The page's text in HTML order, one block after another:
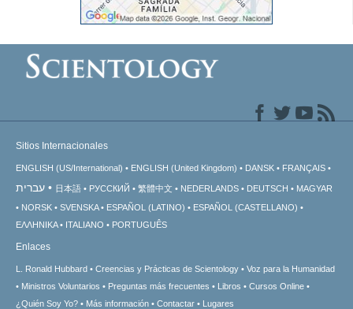
Sitios Internacionales
ENGLISH (US/International) ENGLISH (United Kingdom) DANSK FRANÇAIS
עברית 日本語 РУССКИЙ 繁體中文 NEDERLANDS DEUTSCH
MAGYAR
NORSK
SVENSKA ESPAÑOL (LATINO)
ESPAÑOL (CASTELLANO)
ΕΛΛΗΝΙΚA
ITALIANO PORTUGUÊS
Enlaces
L. Ronald Hubbard Creencias y Prácticas de Scientology
Voz para la Humanidad
Ministros Voluntarios
Preguntas más frecuentes Libros
Cursos Online
¿Quién Soy Yo?
Más información Contactar Lugares